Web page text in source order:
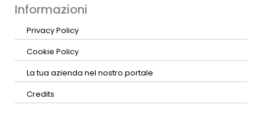
Informazioni
Privacy Policy
Cookie Policy
La tua azienda nel nostro portale
Credits